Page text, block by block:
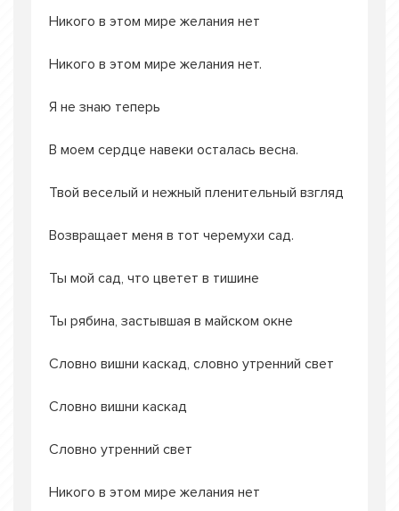
Никого в этом мире желания нет
Никого в этом мире желания нет.
Я не знаю теперь
В моем сердце навеки осталась весна.
Твой веселый и нежный пленительный взгляд
Возвращает меня в тот черемухи сад.
Ты мой сад, что цветет в тишине
Ты рябина, застывшая в майском окне
Словно вишни каскад, словно утренний свет
Словно вишни каскад
Словно утренний свет
Никого в этом мире желания нет